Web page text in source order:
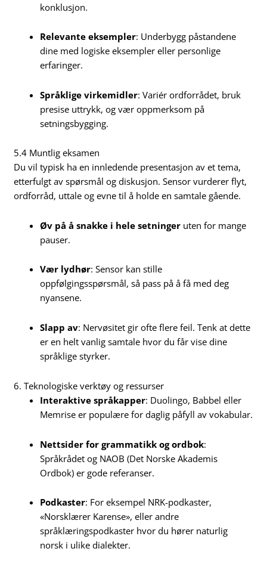
konklusjon.
Relevante eksempler: Underbygg påstandene
dine med logiske eksempler eller personlige
erfaringer.
Språklige virkemidler: Variér ordforrådet, bruk
presise uttrykk, og vær oppmerksom på
setningsbygging.
5.4 Muntlig eksamen
Du vil typisk ha en innledende presentasjon av et tema,
etterfulgt av spørsmål og diskusjon. Sensor vurderer flyt,
ordforråd, uttale og evne til å holde en samtale gående.
Øv på å snakke i hele setninger uten for mange
pauser.
Vær lydhør: Sensor kan stille
oppfølgingsspørsmål, så pass på å få med deg
nyansene.
Slapp av: Nervøsitet gir ofte flere feil. Tenk at dette
er en helt vanlig samtale hvor du får vise dine
språklige styrker.
6. Teknologiske verktøy og ressurser
Interaktive språkapper: Duolingo, Babbel eller
Memrise er populære for daglig påfyll av vokabular.
Nettsider for grammatikk og ordbok:
Språkrådet og NAOB (Det Norske Akademis
Ordbok) er gode referanser.
Podkaster: For eksempel NRK-podkaster,
«Norsklærer Karense», eller andre
språklæringspodkaster hvor du hører naturlig
norsk i ulike dialekter.